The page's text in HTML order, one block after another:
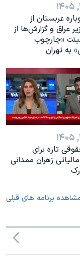
عربستان از
عراق و گزارش‌ها از
«چارچوب
به تهران
تازه برای
زهران ممدانی
برنامه های قبلی